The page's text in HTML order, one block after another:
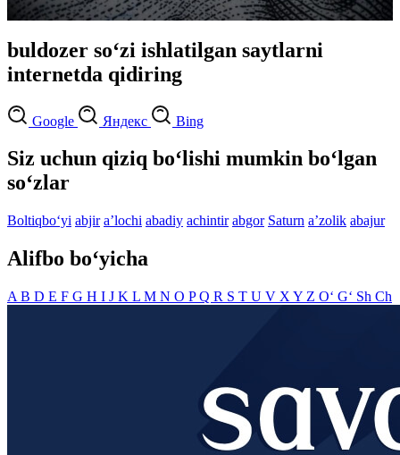
buldozer so‘zi ishlatilgan saytlarni
internetda qidiring
Google Яндекс Bing
Siz uchun qiziq bo‘lishi mumkin bo‘lgan
so‘zlar
Boltiqbo‘yi abjir aʼlochi abadiy achintir abgor Saturn aʼzolik abajur
Alifbo bo‘yicha
A B D E F G H I J K L M N O PQ R S T U V X Y Z O‘ G‘ Sh Ch